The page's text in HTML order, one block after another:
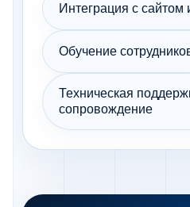
Интеграция с сайтом
Обучение
Техническая
сопровождение